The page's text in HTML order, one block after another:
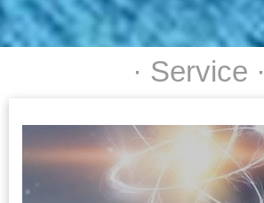
· Service ·